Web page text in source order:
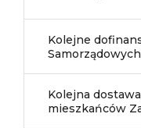
Kolejne
Samorządowych
Kolejna
mieszkańców